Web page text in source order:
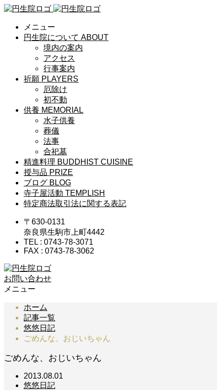
メニュー
円生院について ABOUT
境内の案内
アクセス
行事案内
祈願 PLAYERS
厄除け
初不動
供養 MEMORIAL
水子供養
葬儀
法事
合祀墓
精進料理 BUDDHIST CUISINE
授与品 PRIZE
ブログ BLOG
寺子屋活動 TEMPLISH
特定商法取引法に関する表記
〒630-0131
奈良県生駒市上町4442
TEL : 0743-78-3071
FAX : 0743-78-3062
お問い合わせ
メニュー
ホーム
記事一覧
悠悠日記
ごめんな、おじいちゃん
ごめんな、おじいちゃん
2013.08.01
悠悠日記